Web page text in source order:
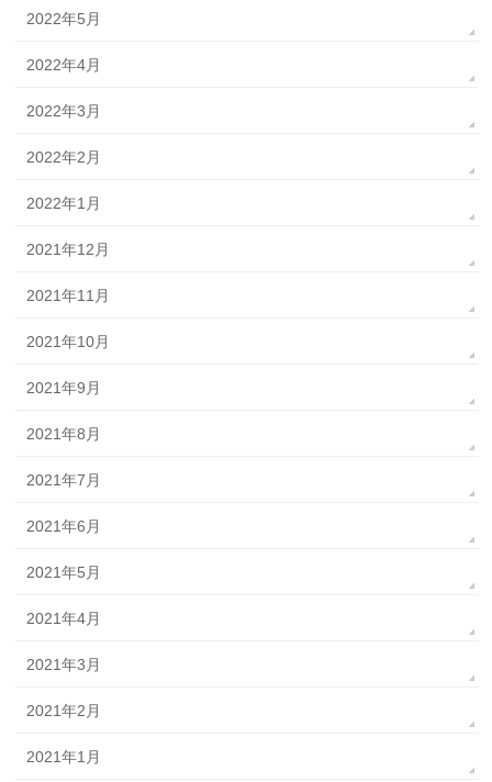
2022年5月
2022年4月
2022年3月
2022年2月
2022年1月
2021年12月
2021年11月
2021年10月
2021年9月
2021年8月
2021年7月
2021年6月
2021年5月
2021年4月
2021年3月
2021年2月
2021年1月